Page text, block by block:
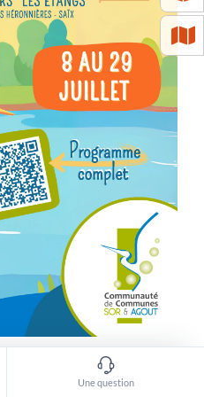
Une question